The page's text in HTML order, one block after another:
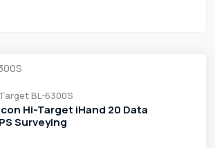
BL-6300S
Hi-Target iHand 20 Data
Surveying